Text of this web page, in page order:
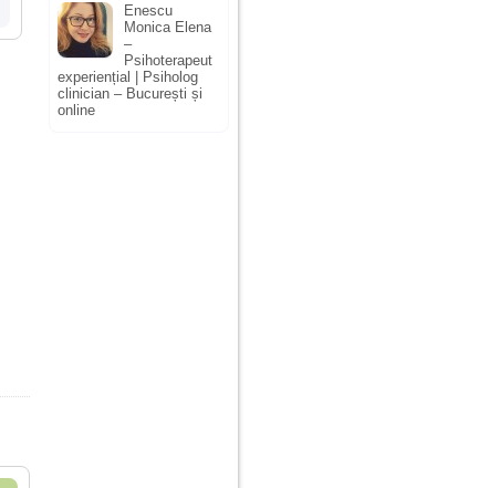
Enescu
Monica Elena
–
Psihoterapeut
experiențial | Psiholog
clinician – București și
online